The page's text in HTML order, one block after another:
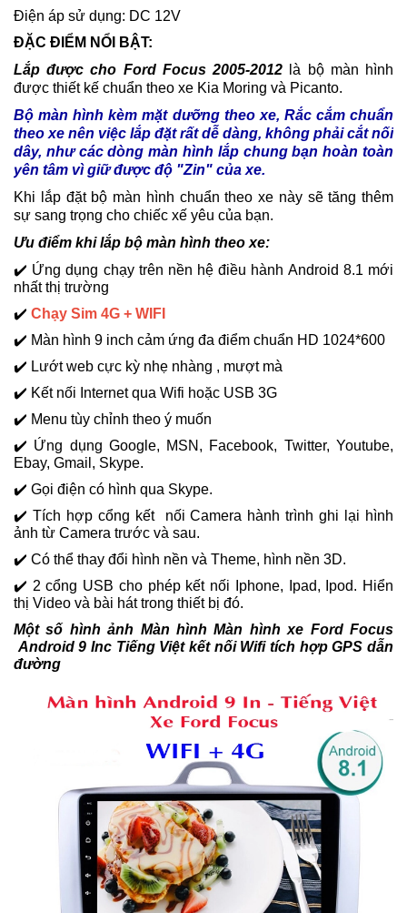
Điện áp sử dụng: DC 12V
ĐẶC ĐIỂM NỔI BẬT:
Lắp được cho Ford Focus 2005-2012
là bộ màn hình
được thiết kế chuẩn theo xe Kia Moring và Picanto.
Bộ màn hình kèm mặt dưỡng theo xe, Rắc cắm chuẩn
theo xe nên việc lắp đặt rất dễ dàng, không phải cắt nối
dây, như các dòng màn hình lắp chung bạn hoàn toàn
yên tâm vì giữ được độ "Zin" của xe.
Khi lắp đặt bộ màn hình chuẩn theo xe này sẽ tăng thêm
sự sang trọng cho chiếc xế yêu của bạn.
Ưu điểm khi lắp bộ màn hình theo xe:
✔️ Ứng dụng chạy trên nền hệ điều hành Android 8.1 mới
nhất thị trường
✔️ Chạy Sim 4G + WIFI
✔️ Màn hình 9 inch cảm ứng đa điểm chuẩn HD 1024*600
✔️ Lướt web cực kỳ nhẹ nhàng , mượt mà
✔️ Kết nối Internet qua Wifi hoặc USB 3G
✔️ Menu tùy chỉnh theo ý muốn
✔️ Ứng dụng Google, MSN, Facebook, Twitter, Youtube,
Ebay, Gmail, Skype.
✔️ Gọi điện có hình qua Skype.
✔️ Tích hợp cổng kết nối Camera hành trình ghi lại hình
ảnh từ Camera trước và sau.
✔️ Có thể thay đổi hình nền và Theme, hình nền 3D.
✔️ 2 cổng USB cho phép kết nối Iphone, Ipad, Ipod. Hiển
thị Video và bài hát trong thiết bị đó.
Một số hình ảnh Màn hình Màn hình xe Ford Focus
Android 9 Inc Tiếng Việt kết nối Wifi tích hợp GPS dẫn
đường